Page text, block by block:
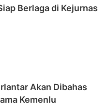
Berlaga di Kejurnas
Akan Dibahas
Kemenlu